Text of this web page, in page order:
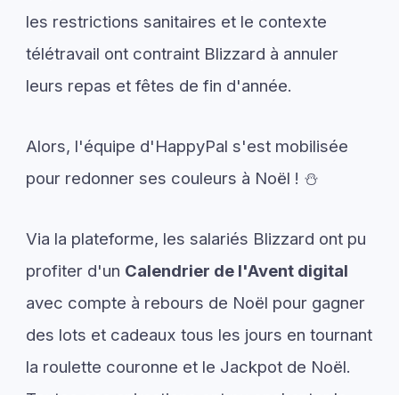
les restrictions sanitaires et le contexte
télétravail ont contraint Blizzard à annuler
leurs repas et fêtes de fin d'année.
Alors, l'équipe d'HappyPal s'est mobilisée
pour redonner ses couleurs à Noël ! ⛄
Via la plateforme, les salariés Blizzard ont pu
profiter d'un Calendrier de l'Avent digital
avec compte à rebours de Noël pour gagner
des lots et cadeaux tous les jours en tournant
la roulette couronne et le Jackpot de Noël.